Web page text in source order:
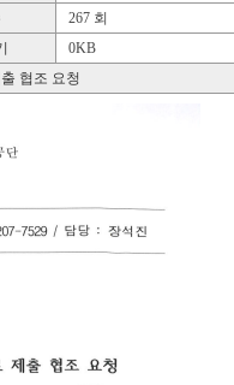
267 회
0KB
협조 요청